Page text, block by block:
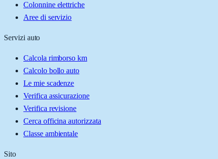
Colonnine elettriche
Aree di servizio
Servizi auto
Calcola rimborso km
Calcolo bollo auto
Le mie scadenze
Verifica assicurazione
Verifica revisione
Cerca officina autorizzata
Classe ambientale
Sito